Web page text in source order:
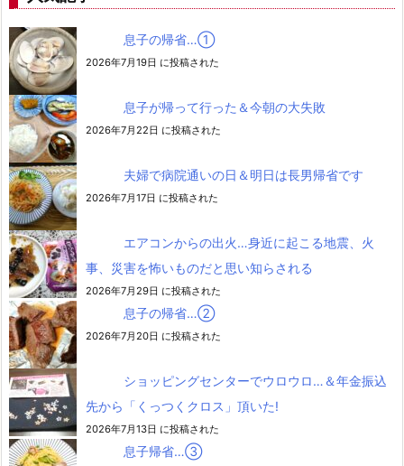
息子の帰省…➀
2026年7月19日 に投稿された
息子が帰って行った＆今朝の大失敗
2026年7月22日 に投稿された
夫婦で病院通いの日＆明日は長男帰省です
2026年7月17日 に投稿された
エアコンからの出火…身近に起こる地震、火
事、災害を怖いものだと思い知らされる
2026年7月29日 に投稿された
息子の帰省…②
2026年7月20日 に投稿された
ショッピングセンターでウロウロ…＆年金振込
先から「くっつくクロス」頂いた!
2026年7月13日 に投稿された
息子帰省…③